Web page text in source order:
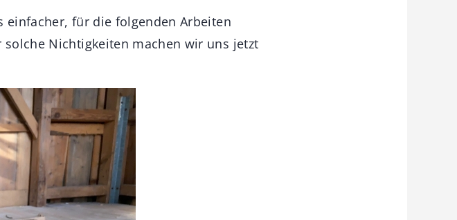
einfacher, für die folgenden Arbeiten
Nichtigkeiten machen wir uns jetzt